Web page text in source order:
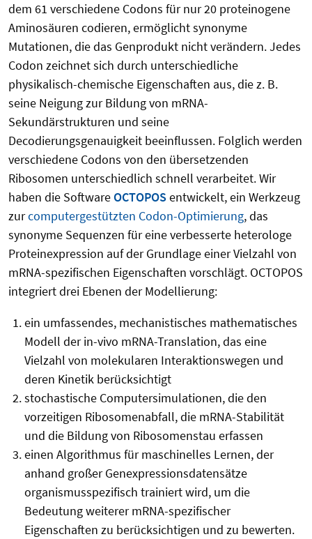
dem 61 verschiedene Codons für nur 20 proteinogene
Aminosäuren codieren, ermöglicht synonyme
Mutationen, die das Genprodukt nicht verändern. Jedes
Codon zeichnet sich durch unterschiedliche
physikalisch-chemische Eigenschaften aus, die z. B.
seine Neigung zur Bildung von mRNA-
Sekundärstrukturen und seine
Decodierungsgenauigkeit beeinflussen. Folglich werden
verschiedene Codons von den übersetzenden
Ribosomen unterschiedlich schnell verarbeitet. Wir
haben die Software OCTOPOSentwickelt, ein Werkzeug
zurcomputergestützten Codon-Optimierung, das
synonyme Sequenzen für eine verbesserte heterologe
Proteinexpression auf der Grundlage einer Vielzahl von
mRNA-spezifischen Eigenschaften vorschlägt. OCTOPOS
integriert drei Ebenen der Modellierung:
ein umfassendes, mechanistisches mathematisches
Modell der in-vivo mRNA-Translation, das eine
Vielzahl von molekularen Interaktionswegen und
deren Kinetik berücksichtigt
stochastische Computersimulationen, die den
vorzeitigen Ribosomenabfall, die mRNA-Stabilität
und die Bildung von Ribosomenstau erfassen
einen Algorithmus für maschinelles Lernen, der
anhand großer Genexpressionsdatensätze
organismusspezifisch trainiert wird, um die
Bedeutung weiterer mRNA-spezifischer
Eigenschaften zu berücksichtigen und zu bewerten.